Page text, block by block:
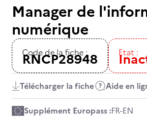
Manager de
numérique
Code de la fiche :
RNCP28948 Etat :
Télécharger la fiche Aide en
Supplément Europass :FR-EN